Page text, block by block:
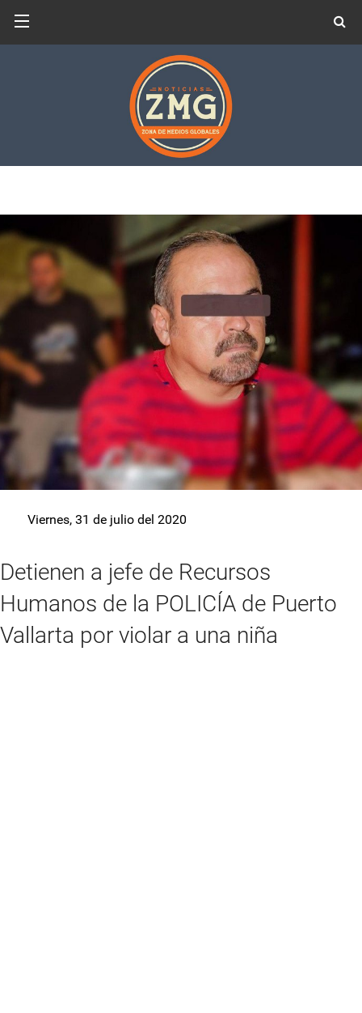
Viernes, 31 de julio del 2020
Detienen a jefe de Recursos
Humanos de la POLICÍA de Puerto
Vallarta por violar a una niña